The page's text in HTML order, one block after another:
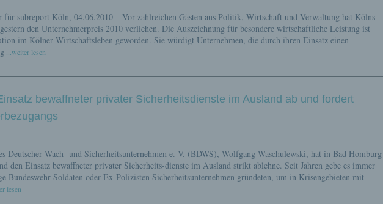
subreport Köln, 04.06.2010 – Vor zahlreichen Gästen aus Politik, Wirtschaft und Verwaltung hat Kölns
den Unternehmerpreis 2010 verliehen. Die Auszeichnung für besondere wirtschaftliche Leistung ist
im Kölner Wirtschaftsleben geworden. Sie würdigt Unternehmen, die durch ihren Einsatz einen
...weiter lesen
bewaffneter privater Sicherheitsdienste im Ausland ab und fordert
Deutscher Wach- und Sicherheitsunternehmen e. V. (BDWS), Wolfgang Waschulewski, hat in Bad Homburg
den Einsatz bewaffneter privater Sicherheits-dienste im Ausland strikt ablehne. Seit Jahren gebe es immer
Bundeswehr-Soldaten oder Ex-Polizisten Sicherheitsunternehmen gründeten, um in Krisengebieten mit
lesen